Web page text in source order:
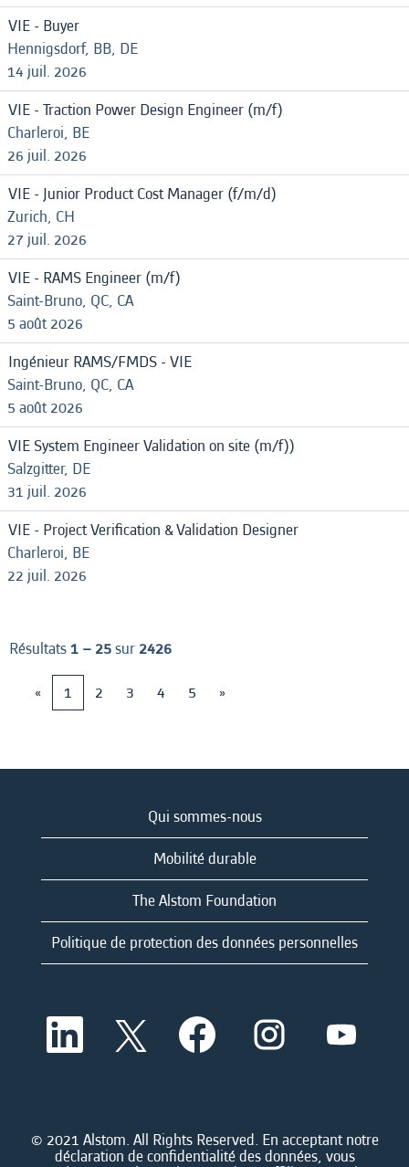
VIE - Buyer
Hennigsdorf, BB, DE
14 juil. 2026
VIE - Traction Power Design Engineer (m/f)
Charleroi, BE
26 juil. 2026
VIE - Junior Product Cost Manager (f/m/d)
Zurich, CH
27 juil. 2026
VIE - RAMS Engineer (m/f)
Saint-Bruno, QC, CA
5 août 2026
Ingénieur RAMS/FMDS - VIE
Saint-Bruno, QC, CA
5 août 2026
VIE System Engineer Validation on site (m/f))
Salzgitter, DE
31 juil. 2026
VIE - Project Verification & Validation Designer
Charleroi, BE
22 juil. 2026
Résultats1 – 25sur 2426
«
1 2 3 4 5 »
Qui sommes-nous
Mobilité durable
The Alstom Foundation
Politique de protection des données personnelles
S
o
d
a
S
’
o
d
a
S
o
d
a
d
a
d
a
© 2021 Alstom. All Rights Reserved. En acceptant notre
déclaration de confidentialité des données, vous